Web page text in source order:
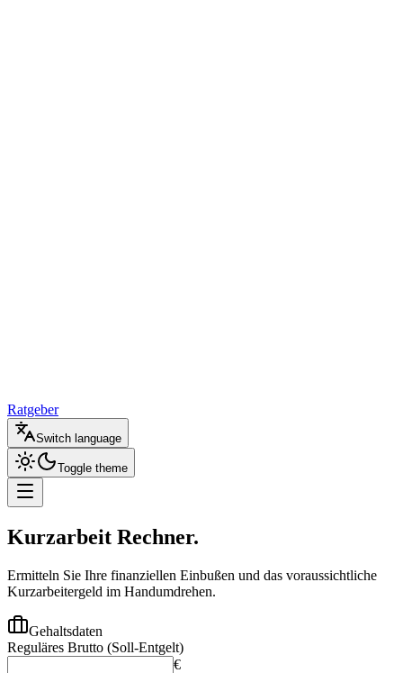
Ratgeber
Switch language
Toggle theme
Kurzarbeit Rechner.
Ermitteln Sie Ihre finanziellen Einbußen und das voraussichtliche
Kurzarbeitergeld im Handumdrehen.
Gehaltsdaten
Reguläres Brutto (Soll-Entgelt)
€